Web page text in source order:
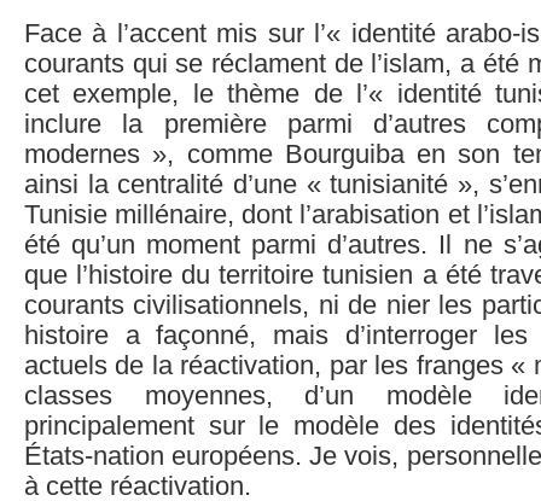
Face à l’accent mis sur l’« identité arabo-
courants qui se réclament de l’islam, a été
cet exemple, le thème de l’« identité
inclure la première parmi d’autres
modernes », comme Bourguiba en son
ainsi la centralité d’une « tunisianité »,
Tunisie millénaire, dont l’arabisation et
été qu’un moment parmi d’autres. Il ne
que l’histoire du territoire tunisien a été
courants civilisationnels, ni de nier les
histoire a façonné, mais d’interroger les
actuels de la réactivation, par les franges «
classes moyennes, d’un modèle
principalement sur le modèle des
États-nation européens. Je vois,
à cette réactivation.